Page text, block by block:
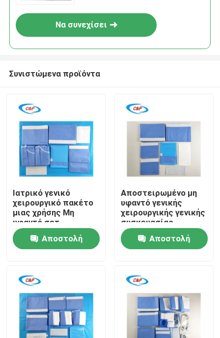
Προϊόντα
Βίντεο
Να συνεχίσει
Συνιστώμενα προϊόντα
Ιατρικό γενικό
χειρουργικό πακέτο
μιας χρήσης Μη
υφαντό σετ
χειρουργικής γενικής
χρήσης
Αποστειρωμένο
Αποστολή
Αποστειρωμένο μη
υφαντό γενικής
χειρουργικής γενικής
συσκευασίας
Απορροφητικό κιτ
κουρτίνας μιας
χρήσης για
Αποστολή